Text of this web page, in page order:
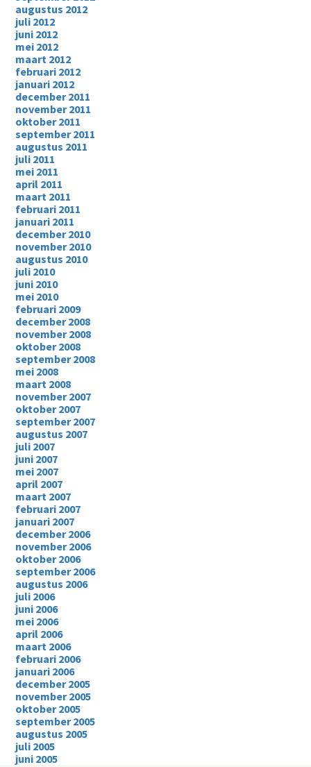
augustus 2012
juli 2012
juni 2012
mei 2012
maart 2012
februari 2012
januari 2012
december 2011
november 2011
oktober 2011
september 2011
augustus 2011
juli 2011
mei 2011
april 2011
maart 2011
februari 2011
januari 2011
december 2010
november 2010
augustus 2010
juli 2010
juni 2010
mei 2010
februari 2009
december 2008
november 2008
oktober 2008
september 2008
mei 2008
maart 2008
november 2007
oktober 2007
september 2007
augustus 2007
juli 2007
juni 2007
mei 2007
april 2007
maart 2007
februari 2007
januari 2007
december 2006
november 2006
oktober 2006
september 2006
augustus 2006
juli 2006
juni 2006
mei 2006
april 2006
maart 2006
februari 2006
januari 2006
december 2005
november 2005
oktober 2005
september 2005
augustus 2005
juli 2005
juni 2005